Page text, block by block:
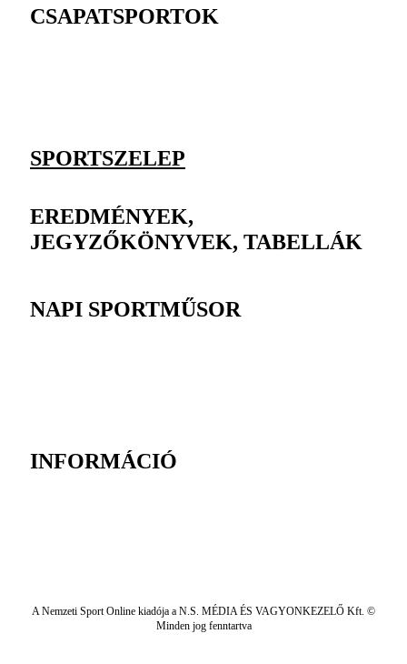
CSAPATSPORTOK
SPORTSZELEP
EREDMÉNYEK,
JEGYZŐKÖNYVEK, TABELLÁK
NAPI SPORTMŰSOR
INFORMÁCIÓ
A Nemzeti Sport Online kiadója a N.S. MÉDIA ÉS VAGYONKEZELŐ Kft. ©
Minden jog fenntartva